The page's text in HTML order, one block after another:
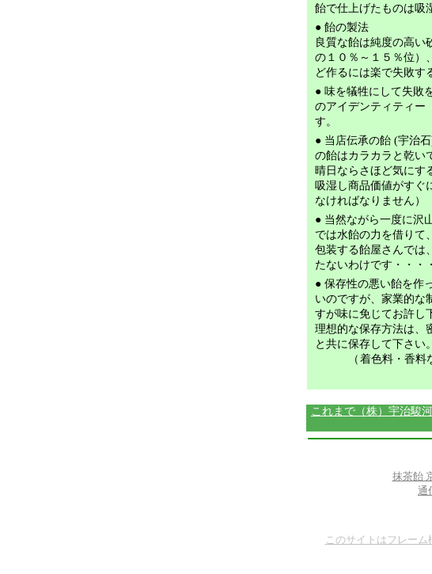
飴で仕上げたものは吸
● 飴の製法
良質な飴は純度の高い
の１０％～１５％位）
ど作るには楽で失敗す
● 味を犠牲にして失敗
のアイデンティティー
す。
● 当店伝承の飴 (宇治
の飴はカラカラと乾い
晴日ならさほど気にす
吸湿し商品価値がすぐ
なければなりません）
● 当然ながら一度に沢
では水飴の力を借りて
包装する飴屋さんでは
たないわけです・・・・
● 保存性の悪い飴を作
いのですが、家業的な
すが味に免じてお許し
理想的な保存方法は、
と共に保存して下さい。
（ 着色料・香料
これまで（株）宇治駿
抹茶飴
通
このサイトはフレーム